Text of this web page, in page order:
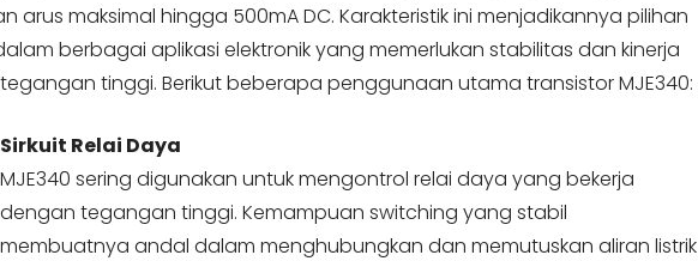
arus maksimal hingga 500mA DC. Karakteristik ini menjadikannya pilihan
berbagai aplikasi elektronik yang memerlukan stabilitas dan kinerja
tinggi. Berikut beberapa penggunaan utama transistor MJE340:
Sirkuit Relai Daya
MJE340 sering digunakan untuk mengontrol relai daya yang bekerja
dengan tegangan tinggi. Kemampuan switching yang stabil
membuatnya andal dalam menghubungkan dan memutuskan aliran listrik